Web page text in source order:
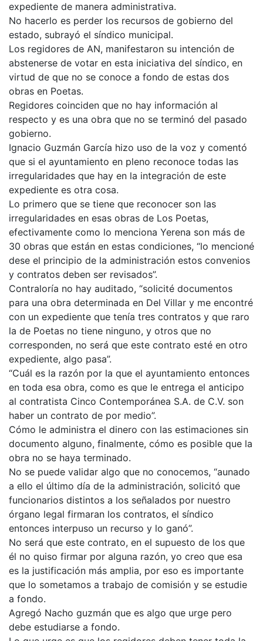
expediente de manera administrativa.
No hacerlo es perder los recursos de gobierno del
estado, subrayó el síndico municipal.
Los regidores de AN, manifestaron su intención de
abstenerse de votar en esta iniciativa del síndico, en
virtud de que no se conoce a fondo de estas dos
obras en Poetas.
Regidores coinciden que no hay información al
respecto y es una obra que no se terminó del pasado
gobierno.
Ignacio Guzmán García hizo uso de la voz y comentó
que si el ayuntamiento en pleno reconoce todas las
irregularidades que hay en la integración de este
expediente es otra cosa.
Lo primero que se tiene que reconocer son las
irregularidades en esas obras de Los Poetas,
efectivamente como lo menciona Yerena son más de
30 obras que están en estas condiciones, “lo mencioné
dese el principio de la administración estos convenios
y contratos deben ser revisados”.
Contraloría no hay auditado, “solicité documentos
para una obra determinada en Del Villar y me encontré
con un expediente que tenía tres contratos y que raro
la de Poetas no tiene ninguno, y otros que no
corresponden, no será que este contrato esté en otro
expediente, algo pasa”.
“Cuál es la razón por la que el ayuntamiento entonces
en toda esa obra, como es que le entrega el anticipo
al contratista Cinco Contemporánea S.A. de C.V. son
haber un contrato de por medio”.
Cómo le administra el dinero con las estimaciones sin
documento alguno, finalmente, cómo es posible que la
obra no se haya terminado.
No se puede validar algo que no conocemos, “aunado
a ello el último día de la administración, solicitó que
funcionarios distintos a los señalados por nuestro
órgano legal firmaran los contratos, el síndico
entonces interpuso un recurso y lo ganó”.
No será que este contrato, en el supuesto de los que
él no quiso firmar por alguna razón, yo creo que esa
es la justificación más amplia, por eso es importante
que lo sometamos a trabajo de comisión y se estudie
a fondo.
Agregó Nacho guzmán que es algo que urge pero
debe estudiarse a fondo.